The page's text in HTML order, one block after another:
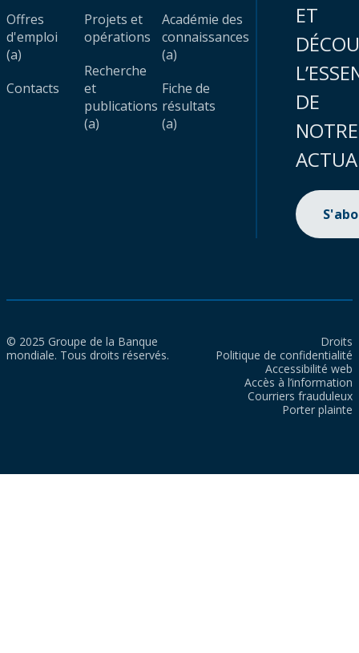
Offres
d'emploi
(a)
Contacts
Projets et
opérations
Recherche
et
publications
(a)
Académie des
connaissances
(a)
Fiche de
résultats
(a)
ET
DE
NOTRE
© 2025 Groupe de la Banque
mondiale. Tous droits réservés.
Droits
Politique de confidentialité
Accessibilité web
Accès à l’information
Courriers frauduleux
Porter plainte